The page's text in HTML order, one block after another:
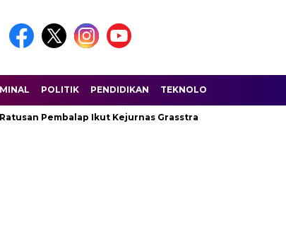
POLITIK PENDIDIKAN TEKNOLOGI
Ikut Kejurnas Grasstrack di Sirkuit Lantan